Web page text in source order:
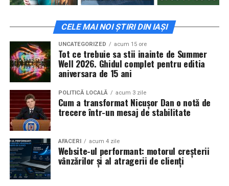
CELE MAI NOI ȘTIRI DIN IAȘI
UNCATEGORIZED acum 15 ore
Tot ce trebuie sa stii inainte de Summer
Well 2026. Ghidul complet pentru editia
aniversara de 15 ani
POLITICĂ LOCALĂ acum 3 zile
Cum a transformat Nicușor Dan o notă de
trecere într-un mesaj de stabilitate
AFACERI acum 4 zile
Website-ul performant: motorul creșterii
vânzărilor și al atragerii de clienți